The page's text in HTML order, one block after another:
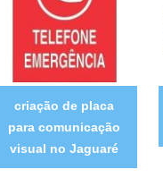
criação de placa
para comunicação
visual no Jaguaré